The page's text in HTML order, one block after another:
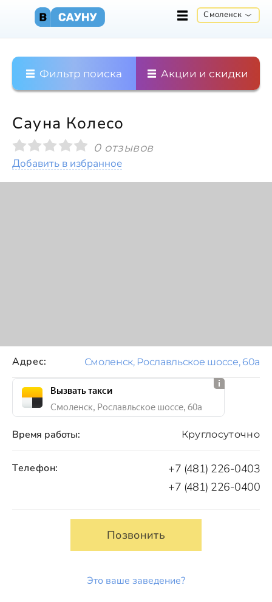
Смоленск
Фильтр поиска Акции и скидки
Сауна Колесо
0 отзывов
Добавить в избранное
Время работы: Круглосуточно
Телефон:
+7 (481) 226-0403
+7 (481) 226-0400
Позвонить
Это ваше заведение?
Адрес: Смоленск, Рославльское шоссе, 60а
Вызвать такси
Смоленск, Рославльское шоссе, 60а